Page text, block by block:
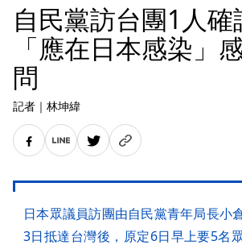
自民黨訪台團1人
「應在日本感染」
問
記者 ｜ 林坤緯
日本眾議員訪團由自民黨青年局長小
3日抵達台灣後，原定6日早上要5名